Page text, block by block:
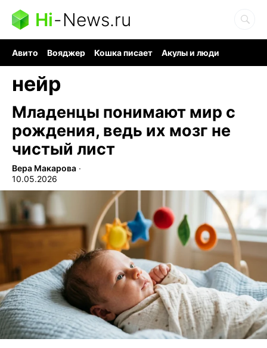
Hi-News.ru
Авито Вояджер Кошка писает
Акулы и люди
нейр
Младенцы понимают мир с
рождения, ведь их мозг не
чистый лист
Вера Макарова ∙
10.05.2026